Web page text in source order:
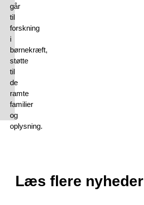
går
til
forskning
i
børnekræft,
støtte
til
de
ramte
familier
og
oplysning.
Læs flere nyheder